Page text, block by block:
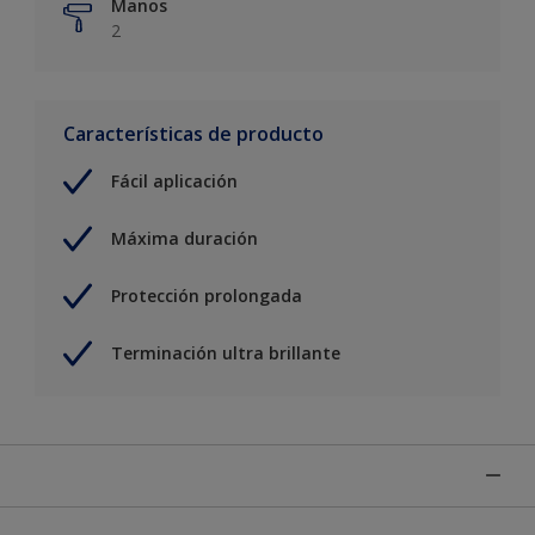
Manos
2
Características de producto
Fácil aplicación
Máxima duración
Protección prolongada
Terminación ultra brillante